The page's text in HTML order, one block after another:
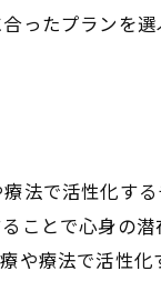
ったプランを
法で活性化す
ことで心身の
や療法で活性